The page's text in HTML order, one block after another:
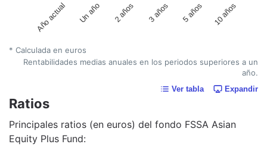
Año actual Un año 2 años 3 años 5 años 10 años
* Calculada en euros
Rentabilidades medias anuales en los periodos superiores a un
año.
Ver tabla Expandir
Ratios
Principales ratios (en euros) del fondo FSSA Asian
Equity Plus Fund: